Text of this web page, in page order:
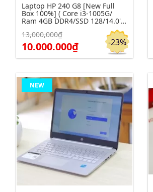
Click để xem chi tiết Đặt hàng
Laptop HP 240 G8 [New Full
Box 100%] ( Core i3-1005G/
Ram 4GB DDR4/SSD 128/14.0''
HD/Win 10 Home/ Carbon Grey
)13,000,000₫
10.000.000₫ -23%
NEW